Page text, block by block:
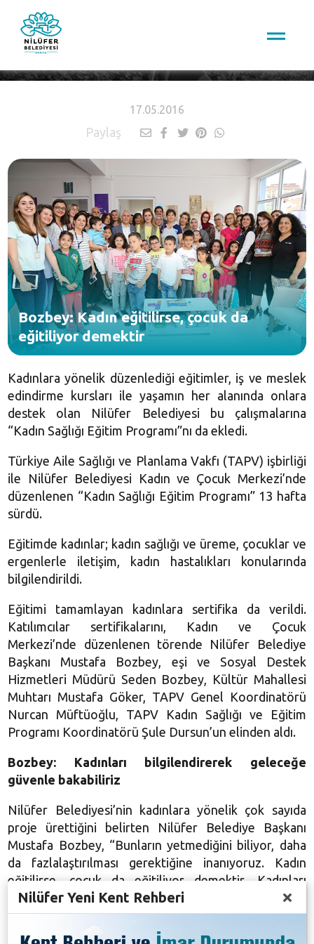
17.05.2016
Paylaş
Bozbey: Kadın eğitilirse, çocuk da
eğitiliyor demektir
Kadınlara yönelik düzenlediği eğitimler, iş ve meslek
edindirme kursları ile yaşamın her alanında onlara
destek olan Nilüfer Belediyesi bu çalışmalarına
“Kadın Sağlığı Eğitim Programı”nı da ekledi.
Türkiye Aile Sağlığı ve Planlama Vakfı (TAPV) işbirliği
ile Nilüfer Belediyesi Kadın ve Çocuk Merkezi’nde
düzenlenen “Kadın Sağlığı Eğitim Programı” 13 hafta
sürdü.
Eğitimde kadınlar; kadın sağlığı ve üreme, çocuklar ve
ergenlerle iletişim, kadın hastalıkları konularında
bilgilendirildi.
Eğitimi tamamlayan kadınlara sertifika da verildi.
Katılımcılar sertifikalarını, Kadın ve Çocuk
Merkezi’nde düzenlenen törende Nilüfer Belediye
Başkanı Mustafa Bozbey, eşi ve Sosyal Destek
Hizmetleri Müdürü Seden Bozbey, Kültür Mahallesi
Muhtarı Mustafa Göker, TAPV Genel Koordinatörü
Nurcan Müftüoğlu, TAPV Kadın Sağlığı ve Eğitim
Programı Koordinatörü Şule Dursun’un elinden aldı.
Bozbey: Kadınları bilgilendirerek geleceğe
güvenle bakabiliriz
Nilüfer Belediyesi’nin kadınlara yönelik çok sayıda
proje ürettiğini belirten Nilüfer Belediye Başkanı
Mustafa Bozbey, “Bunların yetmediğini biliyor, daha
da fazlalaştırılması gerektiğine inanıyoruz. Kadın
eğitilirse, çocuk da eğitiliyor demektir. Kadınları
bilgilendirirsek, bilgi dağarcıklarını genişletebilirsek,
sosyal, kültürel ve sportif ortamın içine çekebilirsek
işte o zaman çocuklarımızın da iyi yetişmesini sağlarız.
Nilüfer Yeni Kent Rehberi